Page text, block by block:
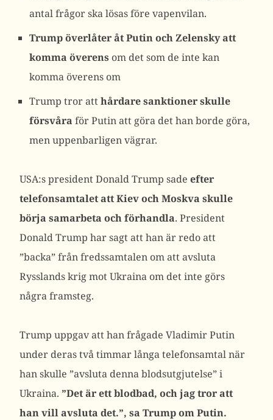
antal frågor ska lösas före vapenvilan.
Trump överlåter åt Putin och Zelensky att
komma överens om det som de inte kan
komma överens om
Trump tror atthårdare sanktioner skulle
försvåra för Putin att göra det han borde göra,
men uppenbarligen vägrar.
USA:s president Donald Trump sade efter
telefonsamtalet att Kiev och Moskva skulle
börja samarbeta och förhandla. President
Donald Trump har sagt att han är redo att
”backa” från fredssamtalen om att avsluta
Rysslands krig mot Ukraina om det inte görs
några framsteg.
Trump uppgav att han frågade Vladimir Putin
under deras två timmar långa telefonsamtal när
han skulle ”avsluta denna blodsutgjutelse” i
Ukraina. ”Det är ett blodbad, och jag tror att
han vill avsluta det.”, sa Trump om Putin.